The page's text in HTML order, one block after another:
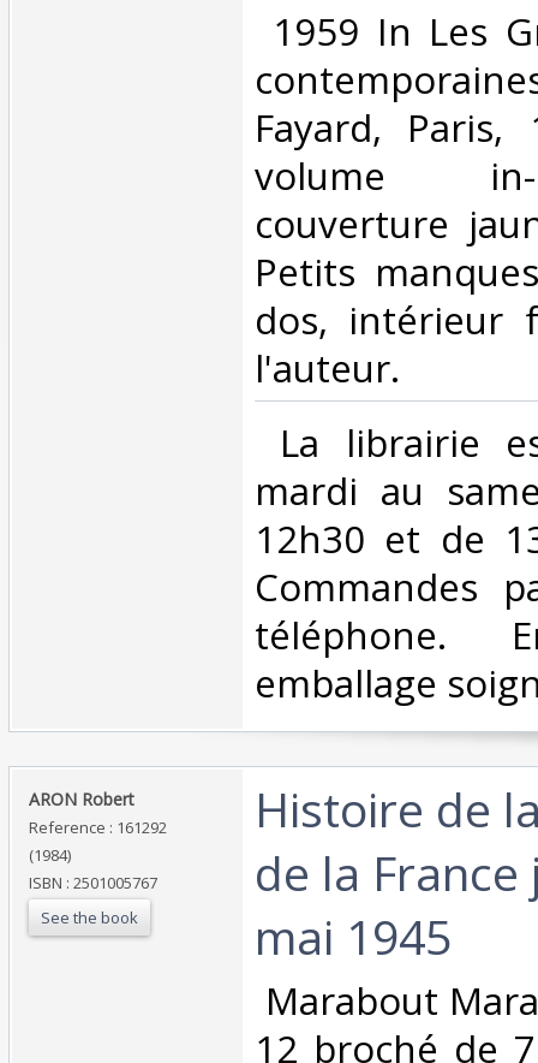
1959 In Les
Fayard,
volume
couverture
Petits
dos, intérieur
l'auteur. ‎
La librairie
mardi au
12h30 et de
Commandes
téléphone.
emballage
‎ARON Robert ‎
Reference : 161292
(1984)
ISBN : 2501005767
See the book
‎Histoire de
de la France
mai 1945 ‎
Marabout
12 broché de